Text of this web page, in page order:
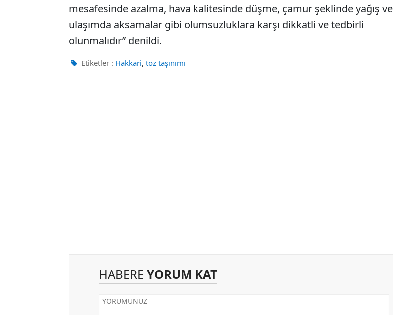
mesafesinde azalma, hava kalitesinde düşme, çamur şeklinde yağış ve
ulaşımda aksamalar gibi olumsuzluklara karşı dikkatli ve tedbirli
olunmalıdır” denildi.
Etiketler : Hakkari, toz taşınımı
HABERE YORUM KAT